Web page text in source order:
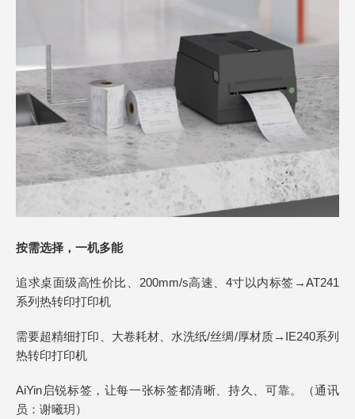
按需选择，一机多能
追求桌面级高性价比、200mm/s高速、4寸以内标签→AT241
系列热转印打印机
需要超精细打印、大卷耗材、水洗纸/丝绸/厚材质→IE240系列
热转印打印机
AiYin启锐标签，让每一张标签都清晰、持久、可靠。（通讯
员：谢曦玥）